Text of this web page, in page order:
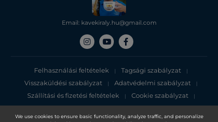
We use cookies to ensure basic functionality, analyze traffic, and personalize
Email: kavekiraly.hu@gmail.com
Felhasználási feltételek | Tagsági szabályzat |
Visszaküldési szabályzat | Adatvédelmi szabályzat |
Szállítási és fizetési feltételek | Cookie szabályzat |
Adatvédelmi tájékoztató